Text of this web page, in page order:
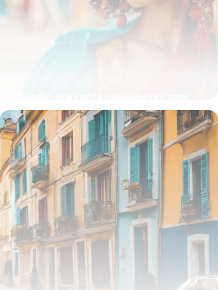
stratégie d’acquisition puissante
15 juin 2026